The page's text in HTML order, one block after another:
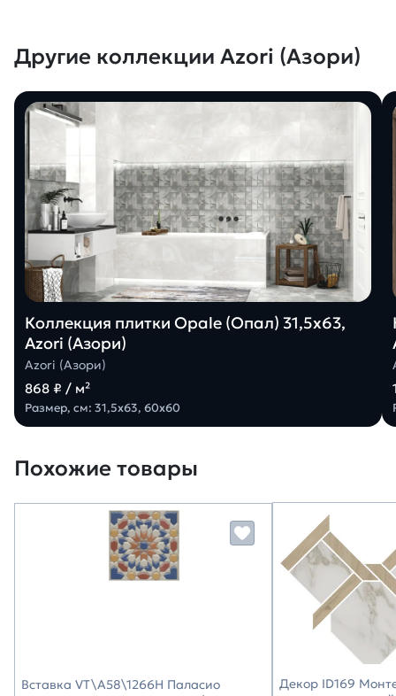
Другие коллекции Azori (Азори)
Коллекция плитки Opale (Опал) 31,5х63,
Azori (Азори)
Azori (Азори)
868 ₽ / м²
Размер, см: 31,5х63, 60х60
Похожие товары
Вставка VT\A58\1266H Паласио
Декор ID169